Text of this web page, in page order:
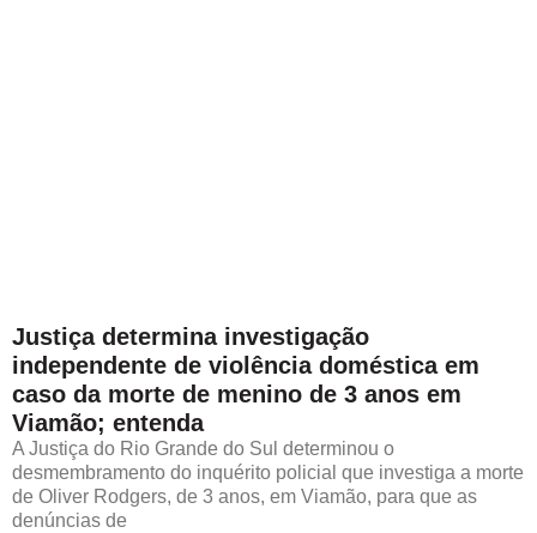
Justiça determina investigação
independente de violência doméstica em
caso da morte de menino de 3 anos em
Viamão; entenda
A Justiça do Rio Grande do Sul determinou o
desmembramento do inquérito policial que investiga a morte
de Oliver Rodgers, de 3 anos, em Viamão, para que as
denúncias de